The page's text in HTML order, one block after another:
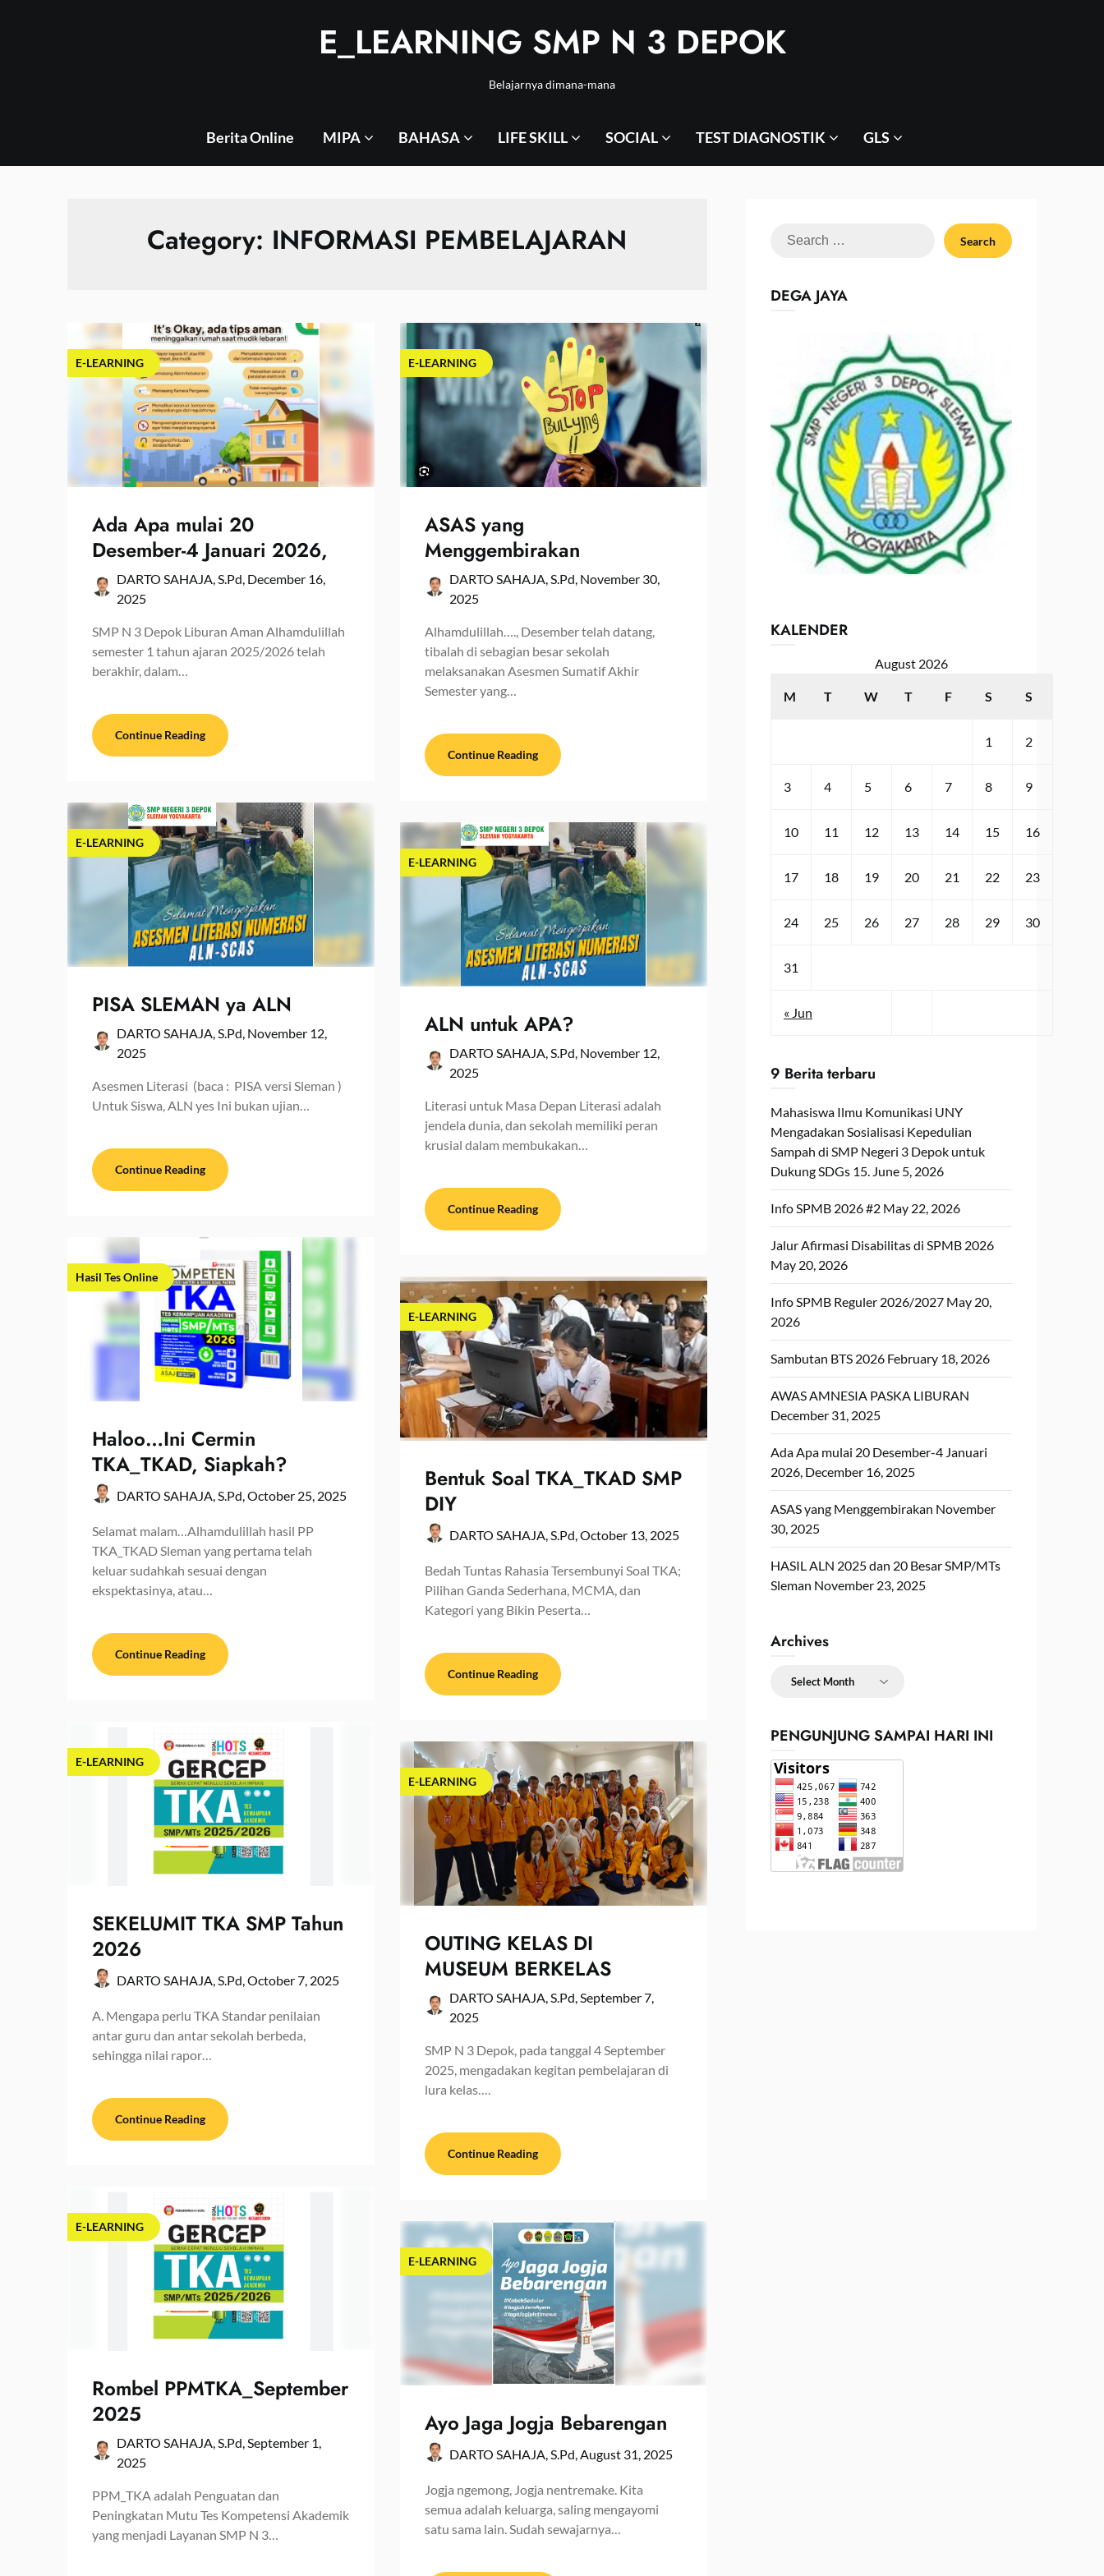
E_LEARNING SMP N 3 DEPOK
Belajarnya dimana-mana
Berita Online MIPA BAHASA LIFE SKILL SOCIAL TEST DIAGNOSTIK GLS
Category: INFORMASI PEMBELAJARAN
E-LEARNING
Ada Apa mulai 20
Desember-4 Januari 2026,
DARTO SAHAJA, S.Pd, December 16,
2025
SMP N 3 Depok Liburan Aman Alhamdulillah
semester 1 tahun ajaran 2025/2026 telah
berakhir, dalam…
Continue Reading
E-LEARNING
PISA SLEMAN ya ALN
DARTO SAHAJA, S.Pd, November 12,
2025
Asesmen Literasi (baca : PISA versi Sleman )
Untuk Siswa, ALN yes Ini bukan ujian…
Continue Reading
Hasil Tes Online
Haloo…Ini Cermin
TKA_TKAD, Siapkah?
DARTO SAHAJA, S.Pd,October 25, 2025
Selamat malam…Alhamdulillah hasil PP
TKA_TKAD Sleman yang pertama telah
keluar sudahkah sesuai dengan
ekspektasinya, atau…
Continue Reading
E-LEARNING
SEKELUMIT TKA SMP Tahun
2026
DARTO SAHAJA, S.Pd,October 7, 2025
A. Mengapa perlu TKA Standar penilaian
antar guru dan antar sekolah berbeda,
sehingga nilai rapor…
Continue Reading
E-LEARNING
Rombel PPMTKA_September
2025
DARTO SAHAJA, S.Pd,September 1,
2025
PPM_TKA adalah Penguatan dan
Peningkatan Mutu Tes Kompetensi Akademik
yang menjadi Layanan SMP N 3…
E-LEARNING
ASAS yang
Menggembirakan
DARTO SAHAJA, S.Pd, November 30,
2025
Alhamdulillah…., Desember telah datang,
tibalah di sebagian besar sekolah
melaksanakan Asesmen Sumatif Akhir
Semester yang…
Continue Reading
E-LEARNING
ALN untuk APA?
DARTO SAHAJA, S.Pd, November 12,
2025
Literasi untuk Masa Depan Literasi adalah
jendela dunia, dan sekolah memiliki peran
krusial dalam membukakan…
Continue Reading
E-LEARNING
Bentuk Soal TKA_TKAD SMP
DIY
DARTO SAHAJA, S.Pd,October 13, 2025
Bedah Tuntas Rahasia Tersembunyi Soal TKA;
Pilihan Ganda Sederhana, MCMA, dan
Kategori yang Bikin Peserta…
Continue Reading
E-LEARNING
OUTING KELAS DI
MUSEUM BERKELAS
DARTO SAHAJA, S.Pd,September 7,
2025
SMP N 3 Depok, pada tanggal 4 September
2025, mengadakan kegitan pembelajaran di
lura kelas….
Continue Reading
E-LEARNING
Ayo Jaga Jogja Bebarengan
DARTO SAHAJA, S.Pd,August 31, 2025
Jogja ngemong, Jogja nentremake. Kita
semua adalah keluarga, saling mengayomi
satu sama lain. Sudah sewajarnya…
Search
DEGA JAYA
KALENDER
August 2026
M T W T F S S
« Jun
1 2
3 4 5 6 7 8 9
10 11 12 13 14 15 16
17 18 19 20 21 22 23
24 25 26 27 28 29 30
31
9 Berita terbaru
Mahasiswa Ilmu Komunikasi UNY
Mengadakan Sosialisasi Kepedulian
Sampah di SMP Negeri 3 Depok untuk
Dukung SDGs 15. June 5, 2026
Info SPMB 2026 #2 May 22, 2026
Jalur Afirmasi Disabilitas di SPMB 2026
May 20, 2026
Info SPMB Reguler 2026/2027 May 20,
2026
Sambutan BTS 2026 February 18, 2026
AWAS AMNESIA PASKA LIBURAN
December 31, 2025
Ada Apa mulai 20 Desember-4 Januari
2026, December 16, 2025
ASAS yang Menggembirakan November
30, 2025
HASIL ALN 2025 dan 20 Besar SMP/MTs
Sleman November 23, 2025
Archives
Archives
PENGUNJUNG SAMPAI HARI INI